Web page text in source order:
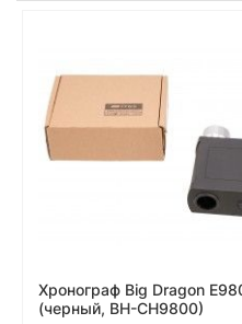
Хронограф Big Dragon
(черный, BH-CH9800)